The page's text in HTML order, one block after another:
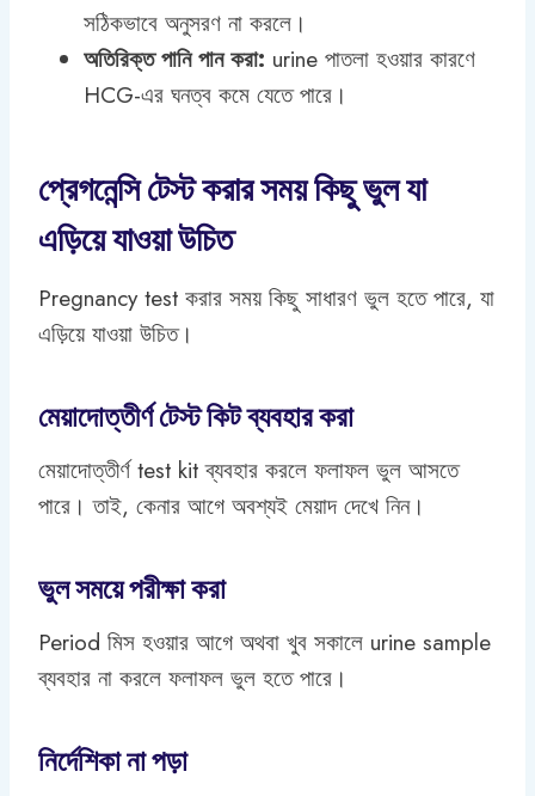
সঠিকভাবে অনুসরণ না করলে।
অতিরিক্ত পানি পান করা: urine পাতলা হওয়ার কারণে
HCG-এর ঘনত্ব কমে যেতে পারে।
প্রেগনেন্সি টেস্ট করার সময় কিছু ভুল যা
এড়িয়ে যাওয়া উচিত
Pregnancy test করার সময় কিছু সাধারণ ভুল হতে পারে, যা
এড়িয়ে যাওয়া উচিত।
মেয়াদোত্তীর্ণ টেস্ট কিট ব্যবহার করা
মেয়াদোত্তীর্ণ test kit ব্যবহার করলে ফলাফল ভুল আসতে
পারে। তাই, কেনার আগে অবশ্যই মেয়াদ দেখে নিন।
ভুল সময়ে পরীক্ষা করা
Period মিস হওয়ার আগে অথবা খুব সকালে urine sample
ব্যবহার না করলে ফলাফল ভুল হতে পারে।
নির্দেশিকা না পড়া